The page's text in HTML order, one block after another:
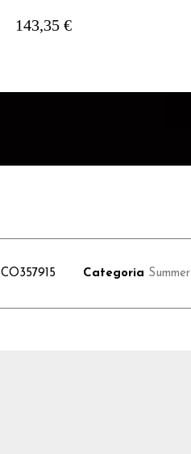
143,35 €
CO357915 Categoria Summer